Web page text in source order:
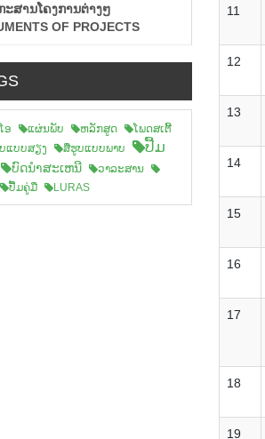
ະສານໂຄງການຕ່າງໆ
OF PROJECTS
ອ ແຜ່ນພັບ ຫລັກສູດ
ໂພດສເຕີ້
ແບບສຽງ
ສື່ຮູບແບບພາບ
ປື້ມ
ບົດນຳສະເຫນີ
ວາລະສານ
ປື້ມຄູ່ມື LURAS
11
12
13
14
15
16
17
18
19